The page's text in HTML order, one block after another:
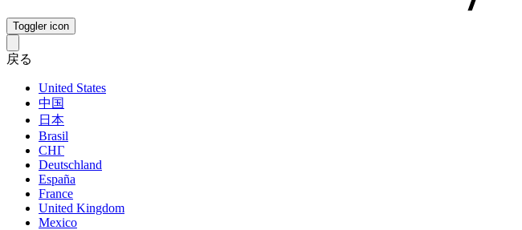
Toggler icon
戻る
United States
中国
日本
Brasil
СНГ
Deutschland
España
France
United Kingdom
Mexico